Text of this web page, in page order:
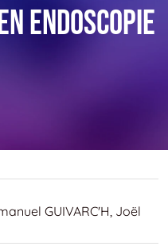
ENDOSCOPIE
GUIVARC'H, Joël